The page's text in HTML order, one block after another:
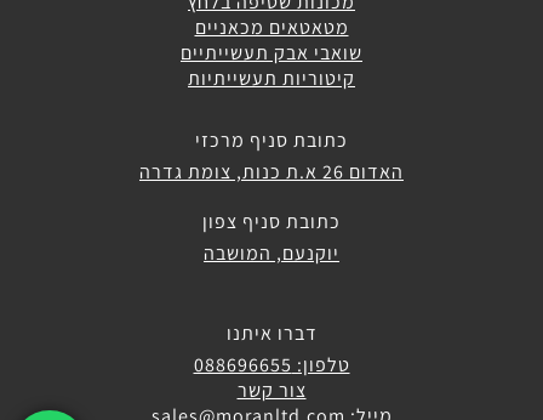
מטאטאים מכאניים
שואבי אבק תעשייתיים
קיטוריות תעשייתיות
כתובת סניף מרכזי
האדום 26 א.ת כנות, צומת גדרה
כתובת סניף צפון
יוקנעם, המושבה
דברו איתנו
טלפון: 088696655
צור קשר